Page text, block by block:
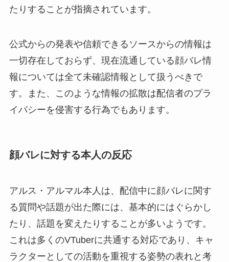
たりすることが指摘されています。
公式からの発表や信頼できるソースからの情報は
一切存在しておらず、現在流通している顔バレ情
報については全て未確認情報として扱うべきで
す。また、このような情報の拡散は配信者のプラ
イバシーを侵害する行為でもあります。
顔バレに対する本人の反応
アルス・アルマル本人は、配信中に顔バレに関す
る質問や話題が出た際には、基本的にはぐらかし
たり、話題を変えたりすることが多いようです。
これは多くのVTuberに共通する対応であり、キャ
ラクターとしての活動を重視する姿勢の表れと考